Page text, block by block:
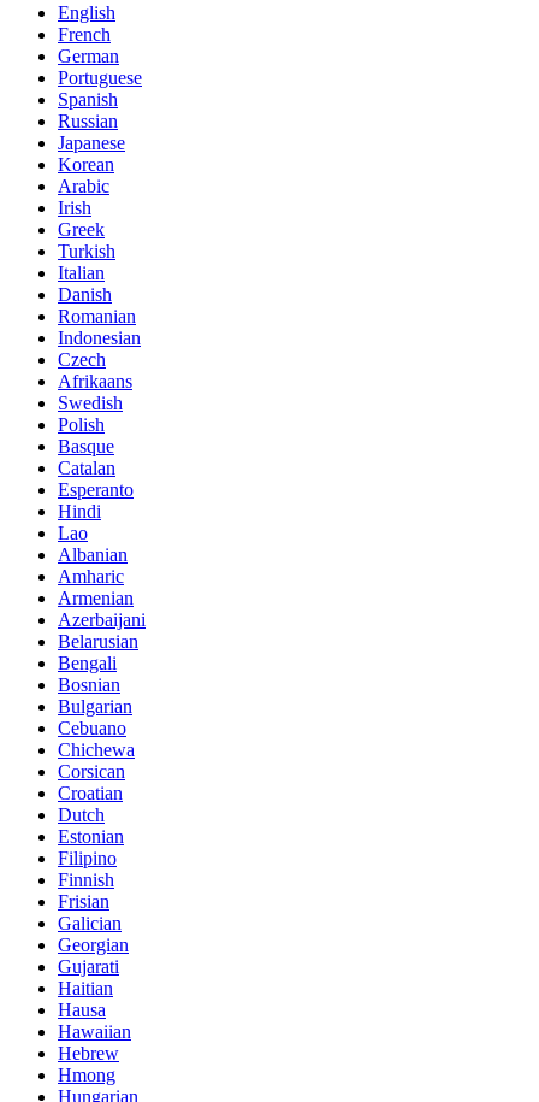
English
French
German
Portuguese
Spanish
Russian
Japanese
Korean
Arabic
Irish
Greek
Turkish
Italian
Danish
Romanian
Indonesian
Czech
Afrikaans
Swedish
Polish
Basque
Catalan
Esperanto
Hindi
Lao
Albanian
Amharic
Armenian
Azerbaijani
Belarusian
Bengali
Bosnian
Bulgarian
Cebuano
Chichewa
Corsican
Croatian
Dutch
Estonian
Filipino
Finnish
Frisian
Galician
Georgian
Gujarati
Haitian
Hausa
Hawaiian
Hebrew
Hmong
Hungarian